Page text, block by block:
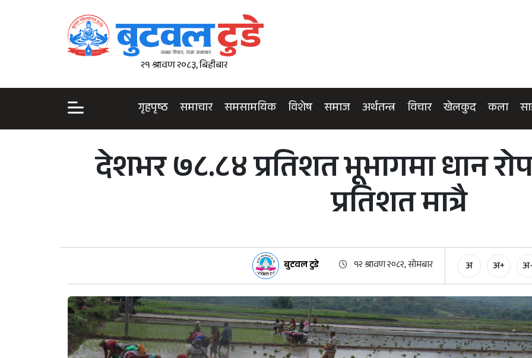
२१ श्रावण २०८३, बिहीबार
गृहपृष्ठ समाचार समसामयिक विशेष समाज अर्थतन्त्र विचार खेलकुद कला
देशभर ७८.८४ प्रतिशत भूभागमा धान
प्रतिशत मात्रै
बुटवल टुडे १२ श्रावण २०८२, सोमबार अ अ+